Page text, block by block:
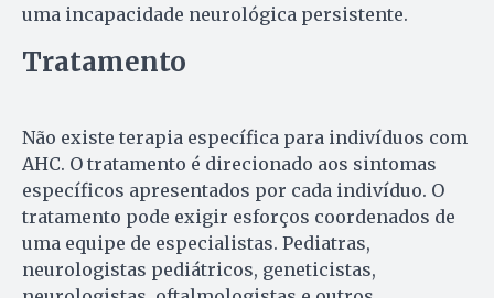
uma incapacidade neurológica persistente.
Tratamento
Não existe terapia específica para indivíduos com
AHC. O tratamento é direcionado aos sintomas
específicos apresentados por cada indivíduo. O
tratamento pode exigir esforços coordenados de
uma equipe de especialistas. Pediatras,
neurologistas pediátricos, geneticistas,